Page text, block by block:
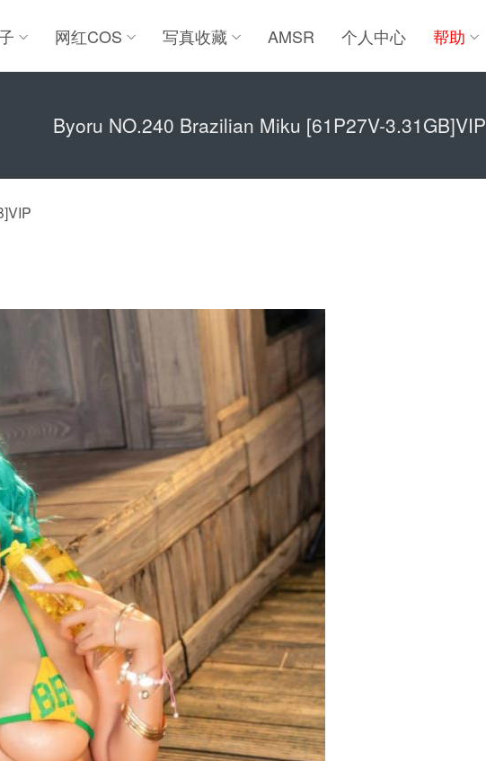
网红COS 写真收藏 AMSR 个人中心 帮助
Byoru NO.240 Brazilian Miku [61P27V-3.31GB]VIP